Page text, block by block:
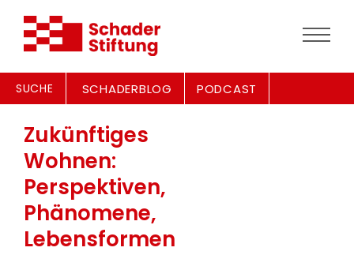
SUCHE SCHADERBLOG PODCAST
Zukünftiges
Wohnen:
Perspektiven,
Phänomene,
Lebensformen